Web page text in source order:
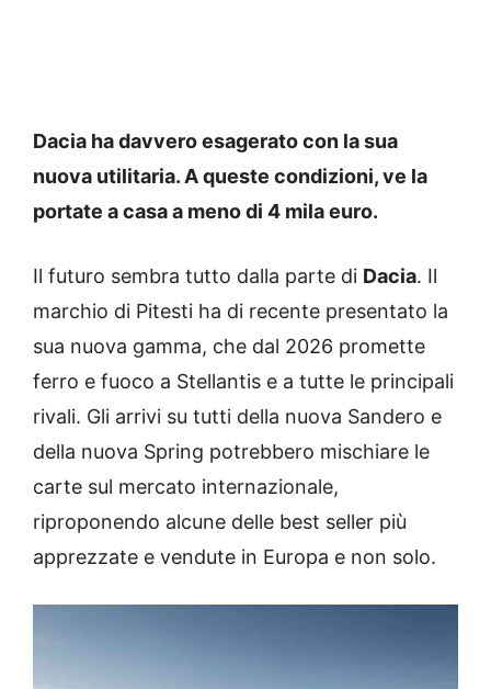
Dacia ha davvero esagerato con la sua
nuova utilitaria. A queste condizioni, ve la
portate a casa a meno di 4 mila euro.
Il futuro sembra tutto dalla parte di Dacia. Il
marchio di Pitesti ha di recente presentato la
sua nuova gamma, che dal 2026 promette
ferro e fuoco a Stellantis e a tutte le principali
rivali. Gli arrivi su tutti della nuova Sandero e
della nuova Spring potrebbero mischiare le
carte sul mercato internazionale,
riproponendo alcune delle best seller più
apprezzate e vendute in Europa e non solo.